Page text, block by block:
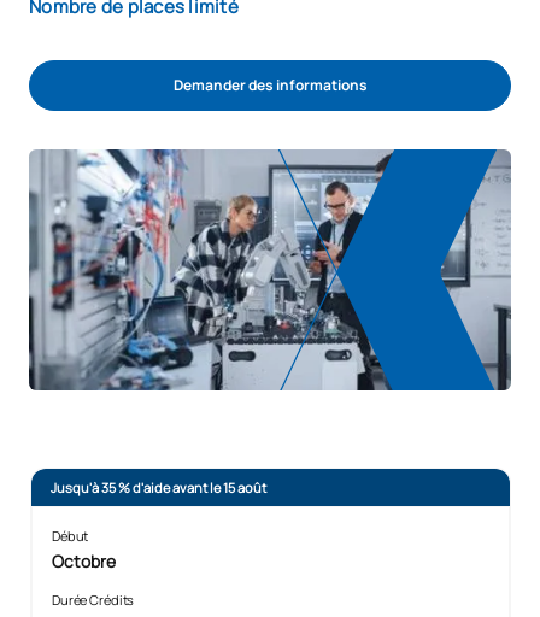
Nombre de places limité
Demander des informations
Jusqu'à 35 % d'aide avant le 15 août
Début
Octobre
Durée Crédits